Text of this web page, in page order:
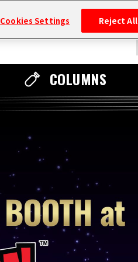
COLUMNS
Cookies Settings Reject All